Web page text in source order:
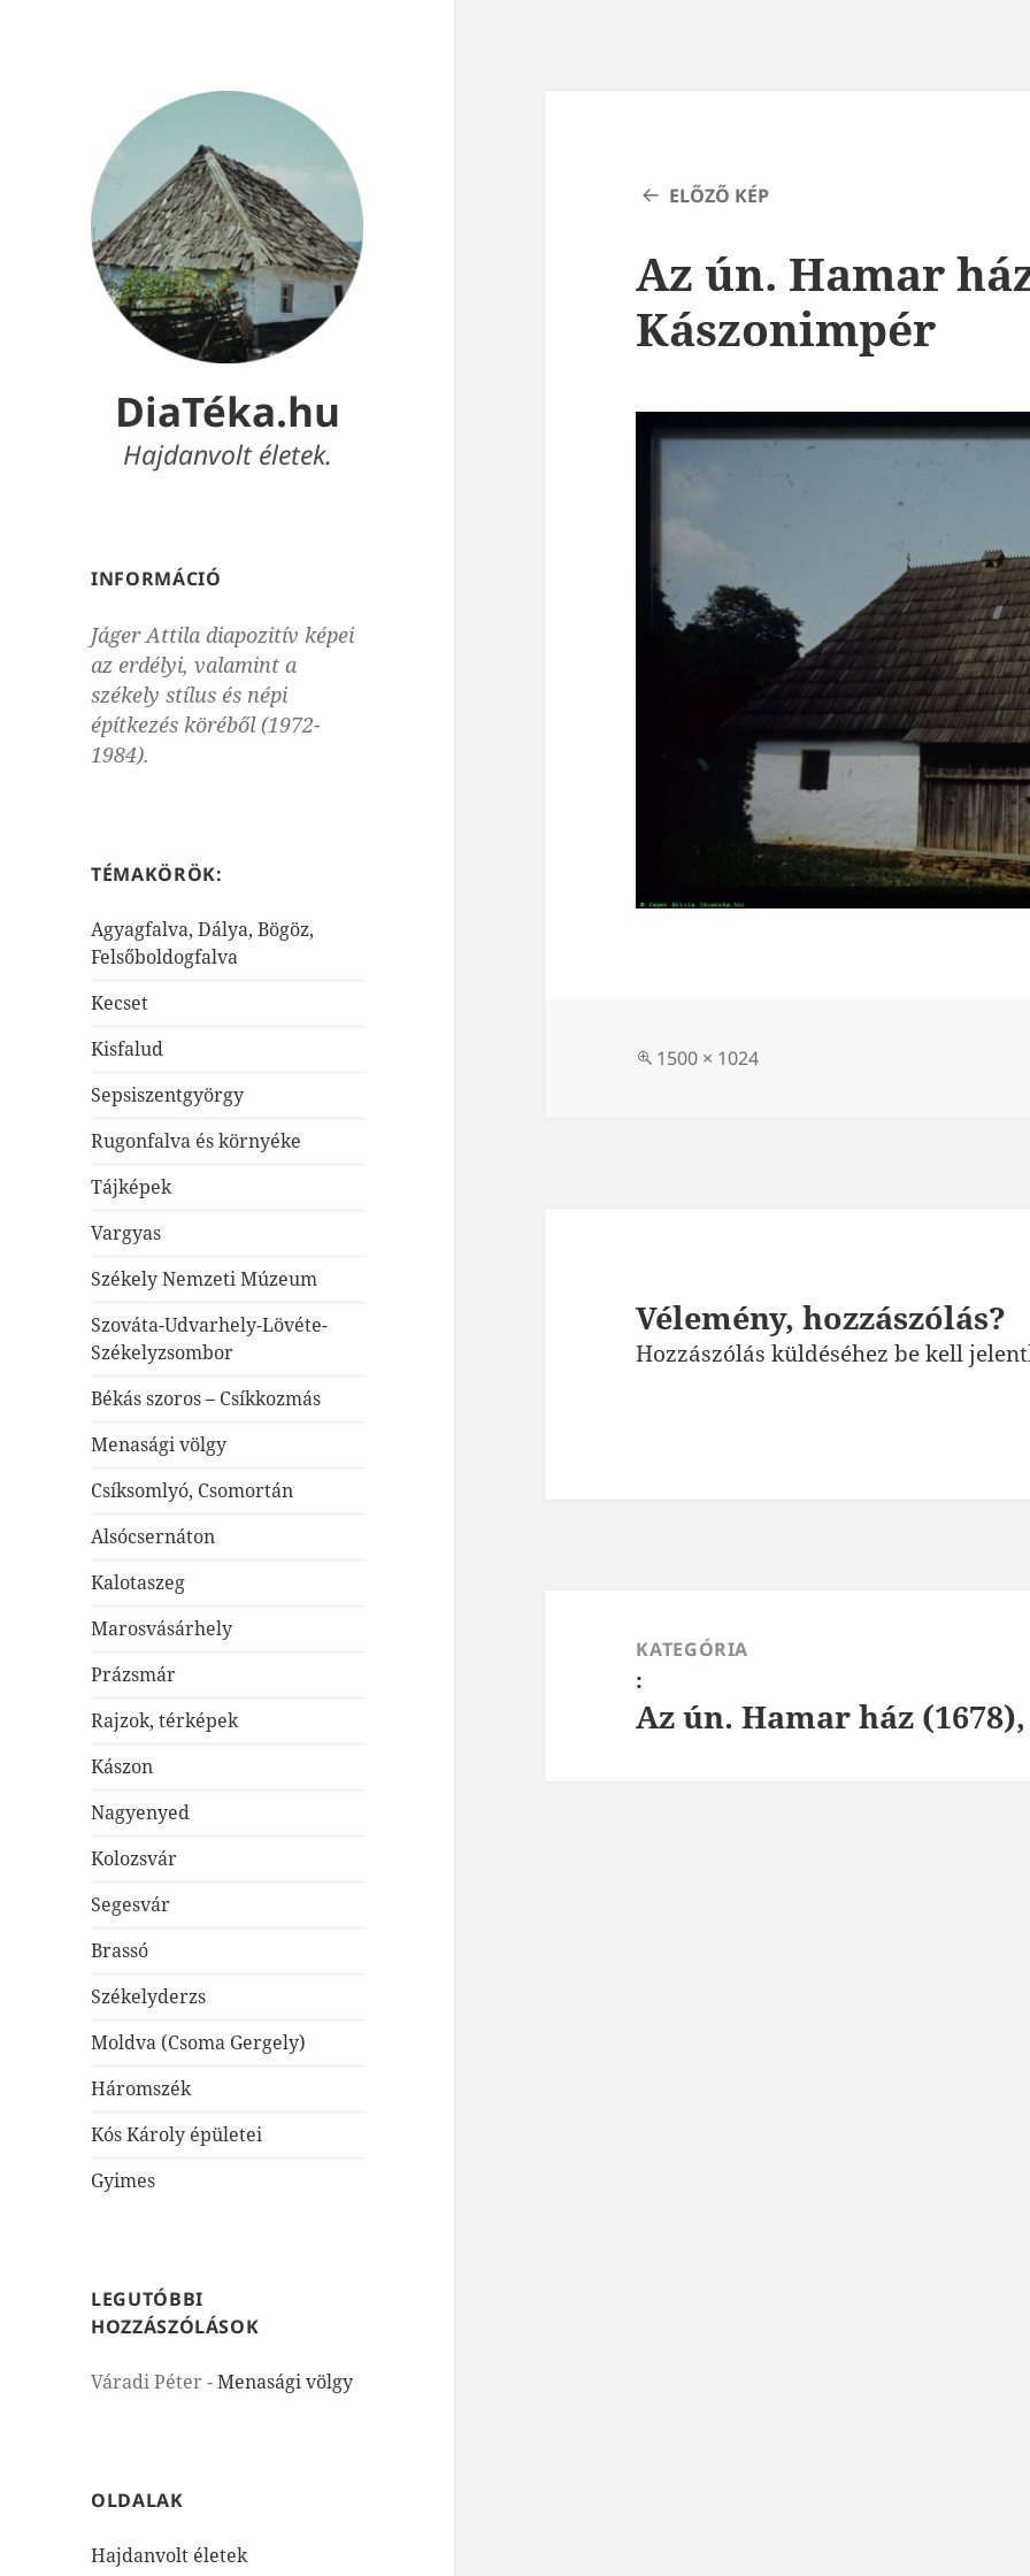
DiaTéka.hu
Hajdanvolt életek.
INFORMÁCIÓ
Jáger Attila diapozitív képei
az erdélyi, valamint a
székely stílus és népi
építkezés köréből (1972-
1984).
TÉMAKÖRÖK:
Agyagfalva, Dálya, Bögöz,
Felsőboldogfalva
Kecset
Kisfalud
Sepsiszentgyörgy
Rugonfalva és környéke
Tájképek
Vargyas
Székely Nemzeti Múzeum
Szováta-Udvarhely-Lövéte-
Székelyzsombor
Békás szoros – Csíkkozmás
Menasági völgy
Csíksomlyó, Csomortán
Alsócsernáton
Kalotaszeg
Marosvásárhely
Prázsmár
Rajzok, térképek
Kászon
Nagyenyed
Kolozsvár
Segesvár
Brassó
Székelyderzs
Moldva (Csoma Gergely)
Háromszék
Kós Károly épületei
Gyimes
LEGUTÓBBI
HOZZÁSZÓLÁSOK
Váradi Péter -Menasági völgy
OLDALAK
Hajdanvolt életek
ELŐZŐ KÉP
Az ún. Hamar
Kászonimpér
Teljes
1500 × 1024
Vélemény, hozzászólás?
Hozzászólás küldéséhezbe kell
navigációKATEGÓRIA
:
Az ún. Hamar ház